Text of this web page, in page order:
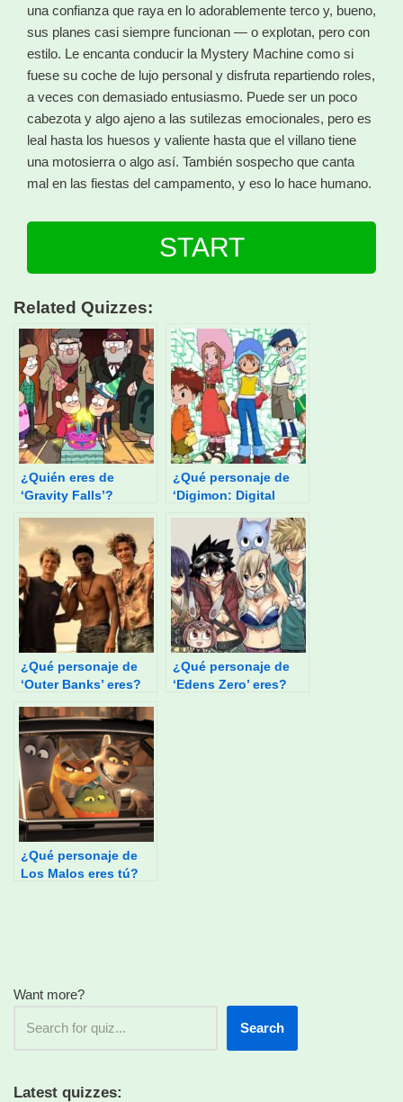
una confianza que raya en lo adorablemente terco y, bueno,
sus planes casi siempre funcionan — o explotan, pero con
estilo. Le encanta conducir la Mystery Machine como si
fuese su coche de lujo personal y disfruta repartiendo roles,
a veces con demasiado entusiasmo. Puede ser un poco
cabezota y algo ajeno a las sutilezas emocionales, pero es
leal hasta los huesos y valiente hasta que el villano tiene
una motosierra o algo así. También sospecho que canta
mal en las fiestas del campamento, y eso lo hace humano.
START
Related Quizzes:
¿Quién eres de
‘Gravity Falls’?
¿Qué personaje de
‘Digimon: Digital
¿Qué personaje de
‘Outer Banks’ eres?
¿Qué personaje de
‘Edens Zero’ eres?
¿Qué personaje de
Los Malos eres tú?
Want more?
Search
Latest quizzes: